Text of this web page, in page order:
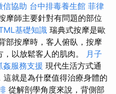
信協助 台中排毒養生館 菲律
摩師主要針對有問題的部位
基礎知識 瑞典式按摩是歐
部按摩時，客人俯臥，按摩
以放鬆客人的肌肉。 月子
姦服務支援 現代生活方式通
就是為什麼值得治療身體的
從解剖學角度來說，背側部